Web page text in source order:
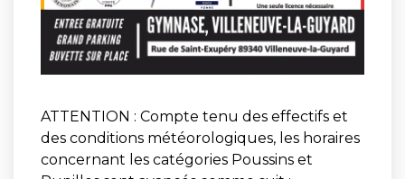
ATTENTION : Compte tenu des effectifs et
des conditions météorologiques, les horaires
concernant les catégories Poussins et